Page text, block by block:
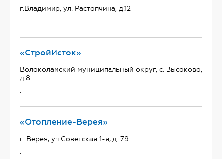
г.Владимир, ул. Растопчина, д.12
.
«СтройИсток»
Волоколамский муниципальный округ, с. Высоково,
д.8
.
«Отопление-Верея»
г. Верея, ул Советская 1-я, д. 79
.